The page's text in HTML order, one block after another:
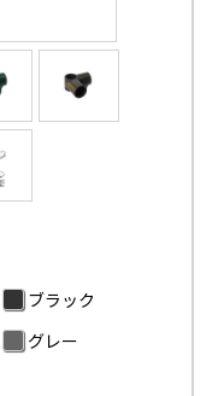
ブラック
グレー